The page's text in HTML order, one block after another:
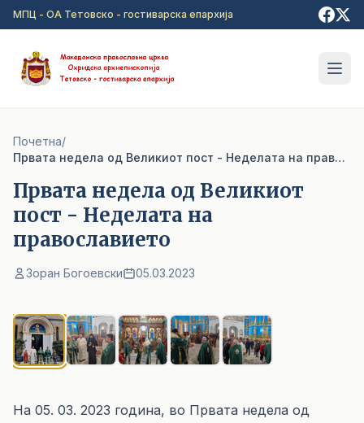
Прејди на главна содржина
МПЦ - ОА Тетовско - гостиварска епархија
Почетна/
Првата недела од Великиот пост - Неделата на православието
Првата недела од Великиот
пост - Неделата на
православието
Зоран Богоевски 05.03.2023
На 05. 03. 2023 година, во Првата недела од